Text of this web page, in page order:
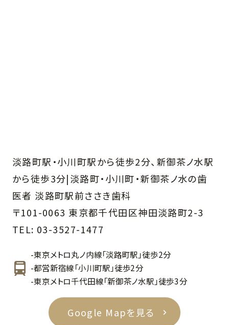
淡路町駅・小川町駅から徒歩2分、新御茶ノ水駅
から徒歩3分|淡路町・小川町・新御茶ノ水の歯
医者 淡路町駅前ささき歯科
〒101-0063 東京都千代田区神田淡路町2-3
TEL: 03-3527-1477
-東京メトロ丸ノ内線「淡路町駅」徒歩2分
-都営新宿線「小川町駅」徒歩2分
-東京メトロ千代田線「新御茶ノ水駅」徒歩3分
Google Mapを見る